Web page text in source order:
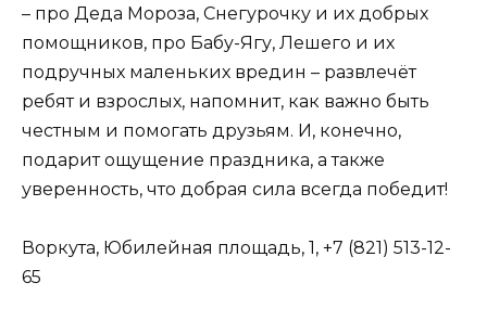
– про Деда Мороза, Снегурочку и их добрых
помощников, про Бабу-Ягу, Лешего и их
подручных маленьких вредин – развлечёт
ребят и взрослых, напомнит, как важно быть
честным и помогать друзьям. И, конечно,
подарит ощущение праздника, а также
уверенность, что добрая сила всегда победит!
Воркута, Юбилейная площадь, 1, +7 (821) 513-12-
65